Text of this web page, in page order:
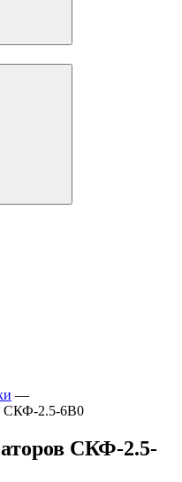
—
СКФ-2.5-6В0
СКФ-2.5-